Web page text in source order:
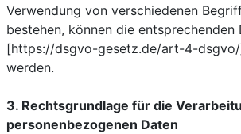
Verwendung von verschiedenen
bestehen, können die
[https://dsgvo-gesetz.de/art-4-dsgvo/
werden.
3. Rechtsgrundlage für die
personenbezogenen Daten